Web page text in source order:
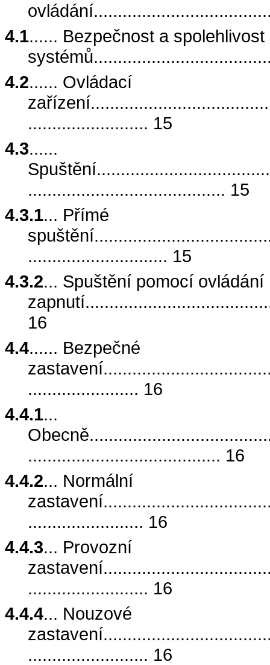
4.1...... Bezpečnost a
4.2...... Ovládací
......................... 15
4.3......
......................................... 15
4.3.1... Přímé
............................. 15
4.3.2... Spuštění pomocí ovládání
16
4.4...... Bezpečné
....................... 16
4.4.1...
........................................ 16
4.4.2... Normální
........................ 16
4.4.3... Provozní
......................... 16
4.4.4... Nouzové
......................... 16